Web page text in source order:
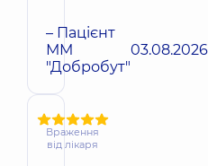
– Пацієнт
ММ
"Добробут"
03.08.2026
Враження
від лікаря